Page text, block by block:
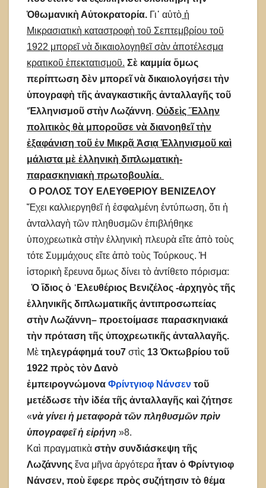
Ὀθωμανικὴ Αὐτοκρατορία. Γι᾿ αὐτὸ ἡ
Μικρασιατικὴ καταστροφὴ τοῦ Σεπτεμβρίου τοῦ
1922 μπορεῖ νὰ δικαιολογηθεῖ σὰν ἀποτέλεσμα
κρατικοῦ ἐπεκτατισμοῦ. Σὲ καμμία ὅμως
περίπτωση δὲν μπορεῖ νὰ δικαιολογήσει τὴν
ὑπογραφὴ τῆς ἀναγκαστικῆς ἀνταλλαγῆς τοῦ
‘Ἑλληνισμοῦ στὴν Λωζάννη. Οὐδεὶς Ἕλλην
πολιτικὸς θὰ μποροῦσε νὰ διανοηθεῖ τὴν
ἐξαφάνιση τοῦ ἐν Μικρᾷ Ἀσιᾳ Ἑλληνισμοῦ καὶ
μάλιστα μὲ ἑλληνικὴ διπλωματικὴ-
παρασκηνιακὴ πρωτοβουλία.
Ο ΡΟΛΟΣ ΤΟΥ ΕΛΕΥΘΕΡΙΟΥ ΒΕΝΙΖΕΛΟΥ
Ἔχει καλλιεργηθεῖ ἡ ἐσφαλμένη ἐντύπωση, ὅτι ἡ
ἀνταλλαγὴ τῶν πληθυσμῶν ἐπιβλήθηκε
ὑποχρεωτικὰ στὴν ἑλληνικὴ πλευρὰ εἴτε ἀπὸ τοὺς
τότε Συμμάχους εἴτε ἀπὸ τοὺς Τούρκους. Ἡ
ἱστορικὴ ἔρευνα ὅμως δίνει τὸ ἀντίθετο πόρισμα:
Ὁ ἴδιος ὁ ᾿Ελευθέριος Βενιζέλος -ἀρχηγὸς τῆς
ἑλληνικῆς διπλωματικῆς ἀντιπροσωπείας
στὴν Λωζάννη– προετοίμασε παρασκηνιακά
τὴν πρόταση τῆς ὑποχρεωτικῆς ἀνταλλαγῆς.
Μὲ τηλεγράφημά του7 στὶς 13 Ὀκτωβρίου τοῦ
1922 πρὸς τὸν Δανὸ
ἐμπειρογνώμονα Φρίντγιοφ Νάνσεν τοῦ
μετέδωσε τὴν ἰδέα τῆς ἀνταλλαγῆς καὶ ζήτησε
«νὰ γίνει ἡ μεταφορὰ τῶν πληθυσμῶν πρὶν
ὑπογραφεῖ ἡ εἰρήνη »8.
Καὶ πραγματικὰ στὴν συνδιάσκεψη τῆς
Λωζάννης ἕνα μῆνα ἀργότερα ἦταν ὁ Φρίντγιοφ
Νάνσεν, ποὺ ἔφερε πρὸς συζήτησιν τὸ θέμα